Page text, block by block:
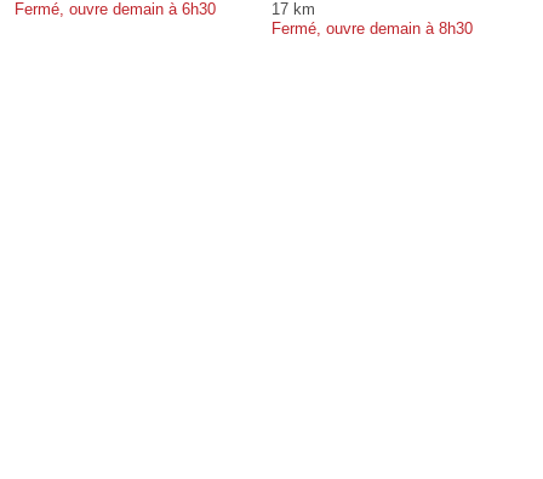
Fermé, ouvre demain à 6h30
17 km
Fermé, ouvre demain à 8h30